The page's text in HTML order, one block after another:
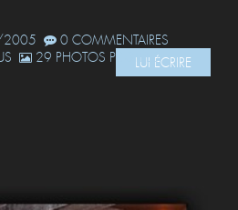
2005
0 COMMENTAIRES
29 PHOTOS POSTÉESLUI ÉCRIRE